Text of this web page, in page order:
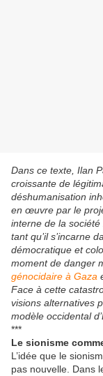
Dans ce texte, Ilan
croissante de
déshumanisation
en œuvre par le
interne de la
tant qu’il s’incarne
démocratique et
moment de danger
génocidaire à Gaza
Face à cette
visions alternatives
modèle occidental
***
Le sionisme
L’idée que le
pas nouvelle. Dans